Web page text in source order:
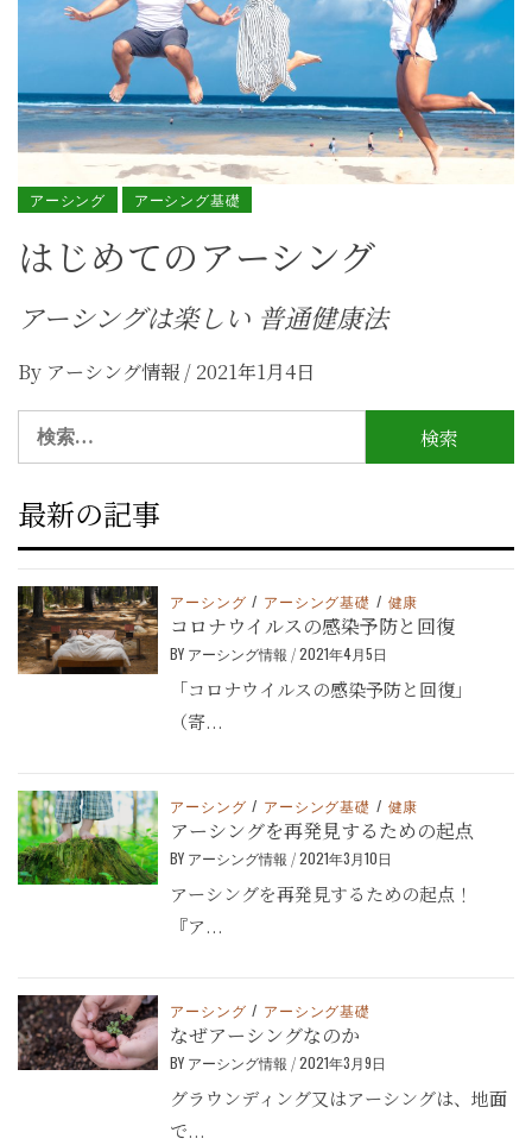
アーシング アーシング基礎
はじめてのアーシング
アーシングは楽しい 普通健康法
By アーシング情報 / 2021年1月4日
索:
最新の記事
アーシング / アーシング基礎 / 健康
コロナウイルスの感染予防と回復
BY アーシング情報 /2021年4月5日
「コロナウイルスの感染予防と回復」
（寄...
アーシング / アーシング基礎 / 健康
アーシングを再発見するための起点
BY アーシング情報 /2021年3月10日
アーシングを再発見するための起点！
『ア...
アーシング / アーシング基礎
なぜアーシングなのか
BY アーシング情報 /2021年3月9日
グラウンディング又はアーシングは、地面
で...